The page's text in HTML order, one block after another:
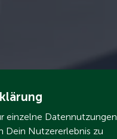
einzelne Datennutzungen
Dein Nutzererlebnis zu